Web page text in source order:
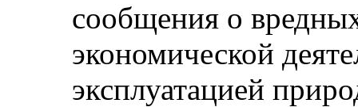
сообщения о
экономической
эксплуатацией